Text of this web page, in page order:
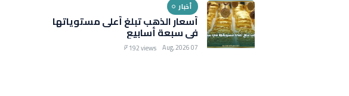
أخبار
أسعار الذهب تبلغ أعلى مستوياتها
في سبعة أسابيع
07 Aug, 2026
192 views